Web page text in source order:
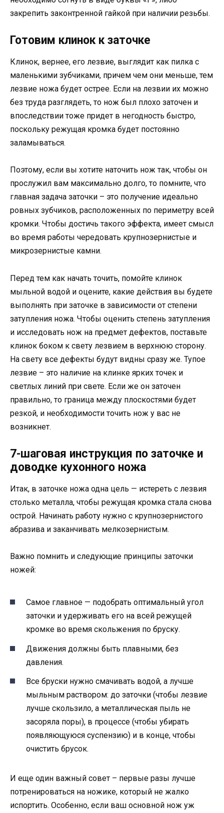
закрепить законтренной гайкой при наличии резьбы.
Готовим клинок к заточке
Клинок, вернее, его лезвие, выглядит как пилка с
маленькими зубчиками, причем чем они меньше, тем
лезвие ножа будет острее. Если на лезвии их можно
без труда разглядеть, то нож был плохо заточен и
впоследствии тоже придет в негодность быстро,
поскольку режущая кромка будет постоянно
заламываться.
Поэтому, если вы хотите наточить нож так, чтобы он
прослужил вам максимально долго, то помните, что
главная задача заточки – это получение идеально
ровных зубчиков, расположенных по периметру всей
кромки. Чтобы достичь такого эффекта, имеет смысл
во время работы чередовать крупнозернистые и
микрозернистые камни.
Перед тем как начать точить, помойте клинок
мыльной водой и оцените, какие действия вы будете
выполнять при заточке в зависимости от степени
затупления ножа. Чтобы оценить степень затупления
и исследовать нож на предмет дефектов, поставьте
клинок боком к свету лезвием в верхнюю сторону.
На свету все дефекты будут видны сразу же. Тупое
лезвие – это наличие на клинке ярких точек и
светлых линий при свете. Если же он заточен
правильно, то граница между плоскостями будет
резкой, и необходимости точить нож у вас не
возникнет.
7-шаговая инструкция по заточке и
доводке кухонного ножа
Итак, в заточке ножа одна цель — истереть с лезвия
столько металла, чтобы режущая кромка стала снова
острой. Начинать работу нужно с крупнозернистого
абразива и заканчивать мелкозернистым.
Важно помнить и следующие принципы заточки
ножей:
Самое главное — подобрать оптимальный угол
заточки и удерживать его на всей режущей
кромке во время скольжения по бруску.
Движения должны быть плавными, без
давления.
Все бруски нужно смачивать водой, а лучше
мыльным раствором: до заточки (чтобы лезвие
лучше скользило, а металлическая пыль не
засоряла поры), в процессе (чтобы убирать
появляющуюся суспензию) и в конце, чтобы
очистить брусок.
И еще один важный совет – первые разы лучше
потренироваться на ножике, который не жалко
испортить. Особенно, если ваш основной нож уж